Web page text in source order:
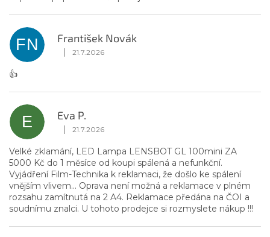
FN František Novák
Hodnotenie obchodu je 5 z 5 hviezdičiek.
21.7.2026
👍
E Eva P.
Hodnotenie obchodu je 1 z 5 hviezdičiek.
21.7.2026
Velké zklamání, LED Lampa LENSBOT GL 100mini ZA
5000 Kč do 1 měsíce od koupi spálená a nefunkční.
Vyjádření Film-Technika k reklamaci, že došlo ke spálení
vnějším vlivem... Oprava není možná a reklamace v plném
rozsahu zamítnutá na 2 A4. Reklamace předána na ČOI a
soudnímu znalci. U tohoto prodejce si rozmyslete nákup !!!